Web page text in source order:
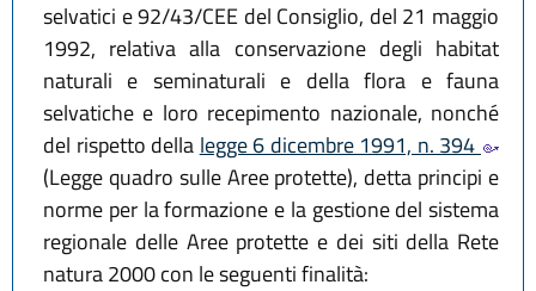
selvatici e 92/43/CEE del Consiglio, del 21 maggio
1992, relativa alla conservazione degli habitat
naturali e seminaturali e della flora e fauna
selvatiche e loro recepimento nazionale, nonché
del rispetto della legge 6 dicembre 1991, n. 394
(Legge quadro sulle Aree protette), detta principi e
norme per la formazione e la gestione del sistema
regionale delle Aree protette e dei siti della Rete
natura 2000 con le seguenti finalità: